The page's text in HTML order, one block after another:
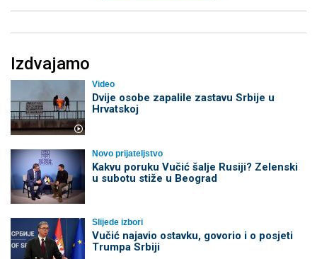
Izdvajamo
Video
Dvije osobe zapalile zastavu Srbije u
Hrvatskoj
Novo prijateljstvo
Kakvu poruku Vučić šalje Rusiji? Zelenski
u subotu stiže u Beograd
Slijede izbori
Vučić najavio ostavku, govorio i o posjeti
Trumpa Srbiji